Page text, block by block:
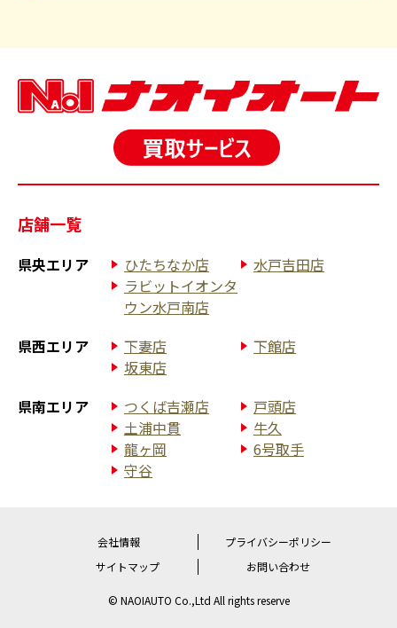
店舗一覧
県央エリア ひたちなか店
水戸吉田店
ラビットイオンタ
ウン水戸南店
県西エリア
下妻店
下館店
坂東店
県南エリア
つくば吉瀬店
戸頭店
土浦中貫
牛久
龍ヶ岡
6号取手
守谷
会社情報
プライバシーポリシー
サイトマップ
お問い合わせ
© NAOIAUTO Co.,Ltd All rights reserve